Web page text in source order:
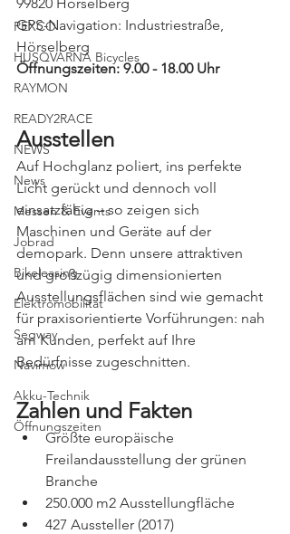
PEXCO
HUSQVARNA Bicycles
RAYMON
READY2RACE
NEWS
News
Messen & Events
Jobrad
Bikeleasing
Elektromobilität
Segway
Navimow
Akku-Technik
Öffnungszeiten
GPS-Navigation: Industriestraße,
Hörselberg
Öffnungszeiten: 9.00 - 18.00 Uhr
Ausstellen
Auf Hochglanz poliert, ins perfekte
Licht gerückt und dennoch voll
einsatzfähig – so zeigen sich
Maschinen und Geräte auf der
demopark. Denn unsere attraktiven
und großzügig dimensionierten
Ausstellungsflächen sind wie gemacht
für praxisorientierte Vorführungen: nah
am Kunden, perfekt auf Ihre
Bedürfnisse zugeschnitten.
Zahlen und Fakten
Größte europäische
Freilandausstellung der grünen
Branche
250.000 m2 Ausstellungfläche
427 Aussteller (2017)